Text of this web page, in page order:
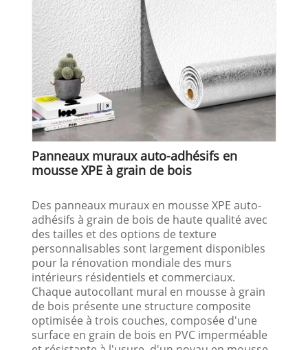
Panneaux muraux auto-adhésifs en
mousse XPE à grain de bois
Des panneaux muraux en mousse XPE auto-
adhésifs à grain de bois de haute qualité avec
des tailles et des options de texture
personnalisables sont largement disponibles
pour la rénovation mondiale des murs
intérieurs résidentiels et commerciaux.
Chaque autocollant mural en mousse à grain
de bois présente une structure composite
optimisée à trois couches, composée d'une
surface en grain de bois en PVC imperméable